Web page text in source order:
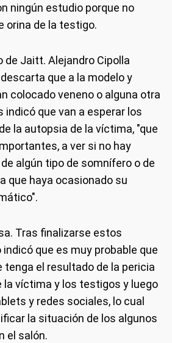
ningún estudio porque no
orina de la testigo.
de Jaitt. Alejandro Cipolla
que a la modelo y
colocado veneno o alguna otra
que van a esperar los
la autopsia de la víctima, "que
a ver si no hay
algún tipo de somnífero o de
que haya ocasionado su
Tras finalizarse estos
que es muy probable que
tenga el resultado de la pericia
la víctima y los testigos y luego
y redes sociales, lo cual
la situación de los algunos
el salón.